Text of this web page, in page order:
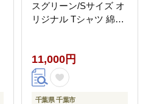
スグリーン/Sサイズ オ
リジナル Tシャツ 綿
11,000円
千葉県 千葉市